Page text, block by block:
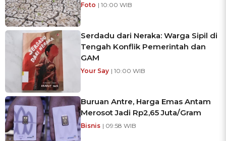
Foto | 10:00 WIB
Serdadu dari Neraka: Warga Sipil di
Tengah Konflik Pemerintah dan
GAM
Your Say | 10:00 WIB
Buruan Antre, Harga Emas Antam
Merosot Jadi Rp2,65 Juta/Gram
Bisnis | 09:58 WIB